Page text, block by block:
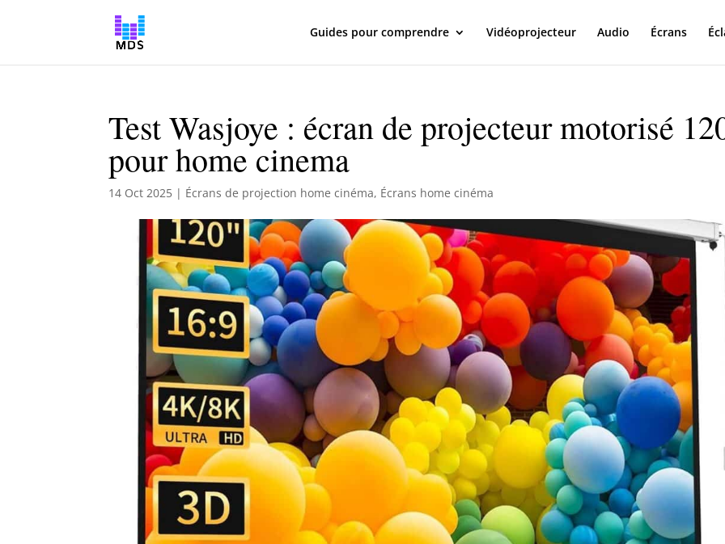
Guides pour comprendre Vidéoprojecteur Audio Écrans
Test Wasjoye : écran de projecteur motorisé
pour home cinema
14 Oct 2025 | Écrans de projection home cinéma, Écrans home cinéma